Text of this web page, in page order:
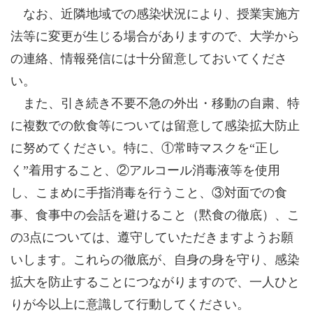
なお、近隣地域での感染状況により、授業実施方
法等に変更が生じる場合がありますので、大学から
の連絡、情報発信には十分留意しておいてくださ
い。
また、引き続き不要不急の外出・移動の自粛、特
に複数での飲食等については留意して感染拡大防止
に努めてください。特に、①常時マスクを“正し
く”着用すること、②アルコール消毒液等を使用
し、こまめに手指消毒を行うこと、③対面での食
事、食事中の会話を避けること（黙食の徹底）、こ
の3点については、遵守していただきますようお願
いします。これらの徹底が、自身の身を守り、感染
拡大を防止することにつながりますので、一人ひと
りが今以上に意識して行動してください。